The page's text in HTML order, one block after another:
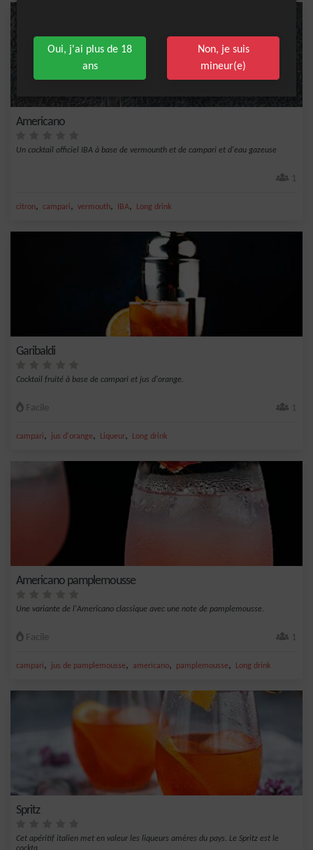
Americano
Un cocktail officiel IBA à base de vermounth et de campari et d'eau gazeuse
1
citron, campari, vermouth, IBA, Long drink
Garibaldi
Cocktail fruité à base de campari et jus d'orange.
Facile 1
campari, jus d'orange, Liqueur, Long drink
Americano pamplemousse
Une variante de l'Americano classique avec une note de pamplemousse.
Facile 1
campari, jus de pamplemousse, americano, pamplemousse, Long drink
Spritz
Cet apéritif italien met en valeur les liqueurs amères du pays. Le Spritz est le
Oui, j'ai plus de 18
ans
Non, je suis
mineur(e)